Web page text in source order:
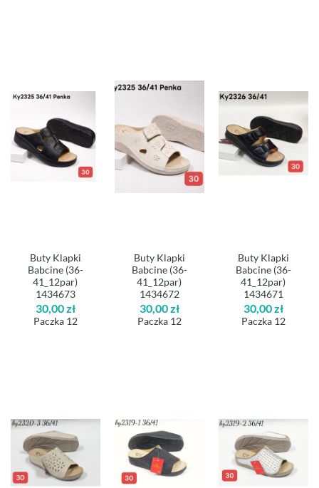
Buty Klapki
Babcine (36-
41_12par)
1434673
30,00zł
Paczka 12
Buty Klapki
Babcine (36-
41_12par)
1434672
30,00zł
Paczka 12
Buty Klapki
Babcine (36-
41_12par)
1434671
30,00zł
Paczka 12